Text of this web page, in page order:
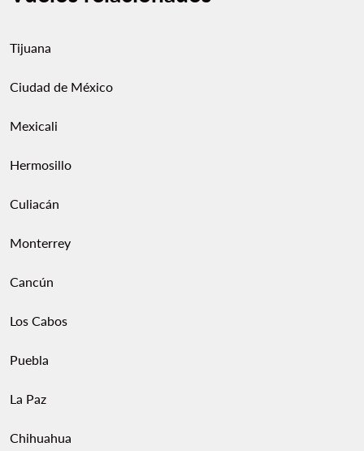
Tijuana
Ciudad de México
Mexicali
Hermosillo
Culiacán
Monterrey
Cancún
Los Cabos
Puebla
La Paz
Chihuahua